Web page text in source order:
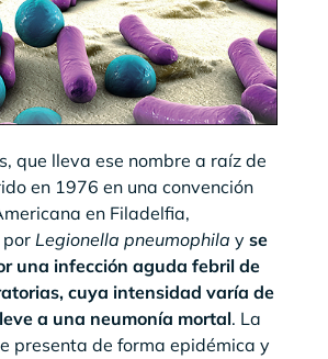
que lleva ese nombre a raíz de
en 1976 en una convención
en Filadelfia,
Legionella pneumophila y se
una infección aguda febril de
cuya intensidad varía de
a una neumonía mortal. La
presenta de forma epidémica y